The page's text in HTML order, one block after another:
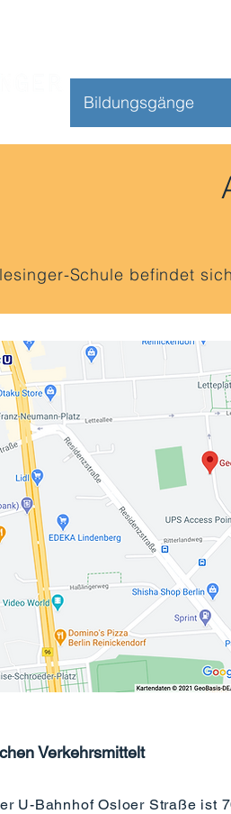
Bildungsgänge
Schule befindet
Verkehrsmittelt
U-Bahnhof Osloer Straße ist